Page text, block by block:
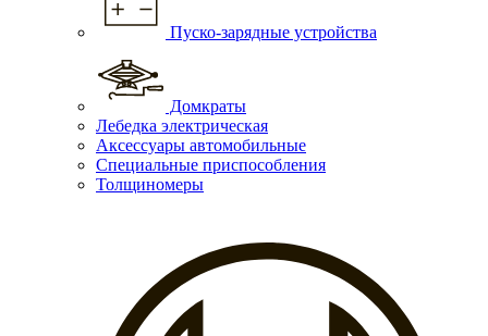
Пуско-зарядные устройства
Домкраты
Лебедка электрическая
Аксессуары автомобильные
Специальные приспособления
Толщиномеры